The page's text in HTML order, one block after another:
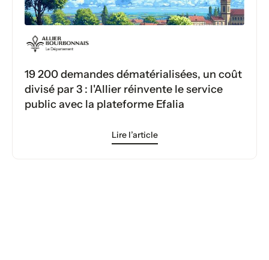
19 200 demandes dématérialisées, un coût
divisé par 3 : l'Allier réinvente le service
public avec la plateforme Efalia
Lire l’article